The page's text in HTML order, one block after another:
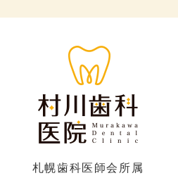
札幌歯科医師会所属